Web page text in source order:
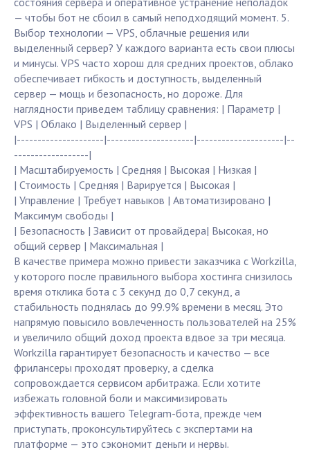
— чтобы бот не сбоил в самый неподходящий момент. 5.
Выбор технологии — VPS, облачные решения или
выделенный сервер? У каждого варианта есть свои плюсы
и минусы. VPS часто хорош для средних проектов, облако
обеспечивает гибкость и доступность, выделенный
сервер — мощь и безопасность, но дороже. Для
наглядности приведем таблицу сравнения: | Параметр |
VPS | Облако | Выделенный сервер |
|---------------------|---------------------|---------------------|--
------------------|
| Масштабируемость | Средняя | Высокая | Низкая |
| Стоимость | Средняя | Варируется | Высокая |
| Управление | Требует навыков | Автоматизировано |
Максимум свободы |
| Безопасность | Зависит от провайдера| Высокая, но
общий сервер | Максимальная |
В качестве примера можно привести заказчика с Workzilla,
у которого после правильного выбора хостинга снизилось
время отклика бота с 3 секунд до 0,7 секунд, а
стабильность поднялась до 99.9% времени в месяц. Это
напрямую повысило вовлеченность пользователей на 25%
и увеличило общий доход проекта вдвое за три месяца.
Workzilla гарантирует безопасность и качество — все
фрилансеры проходят проверку, а сделка
сопровождается сервисом арбитража. Если хотите
избежать головной боли и максимизировать
эффективность вашего Telegram-бота, прежде чем
приступать, проконсультируйтесь с экспертами на
платформе — это сэкономит деньги и нервы.